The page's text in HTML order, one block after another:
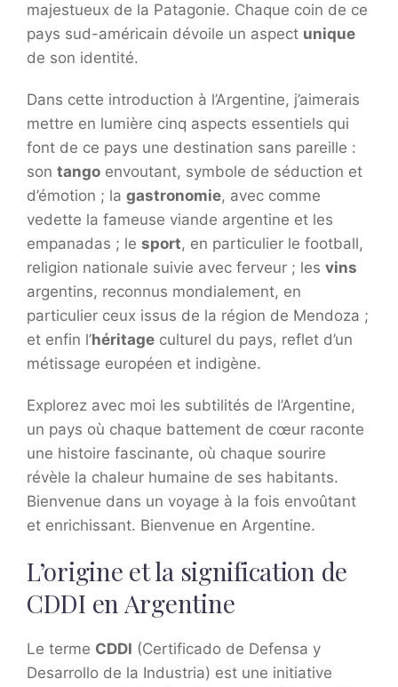
majestueux de la Patagonie. Chaque coin de ce
pays sud-américain dévoile un aspect unique
de son identité.
Dans cette introduction à l’Argentine, j’aimerais
mettre en lumière cinq aspects essentiels qui
font de ce pays une destination sans pareille :
son tango envoutant, symbole de séduction et
d’émotion ; la gastronomie, avec comme
vedette la fameuse viande argentine et les
empanadas ; le sport, en particulier le football,
religion nationale suivie avec ferveur ; les vins
argentins, reconnus mondialement, en
particulier ceux issus de la région de Mendoza ;
et enfin l’héritage culturel du pays, reflet d’un
métissage européen et indigène.
Explorez avec moi les subtilités de l’Argentine,
un pays où chaque battement de cœur raconte
une histoire fascinante, où chaque sourire
révèle la chaleur humaine de ses habitants.
Bienvenue dans un voyage à la fois envoûtant
et enrichissant. Bienvenue en Argentine.
L’origine et la signification de
CDDI en Argentine
Le terme CDDI (Certificado de Defensa y
Desarrollo de la Industria) est une initiative